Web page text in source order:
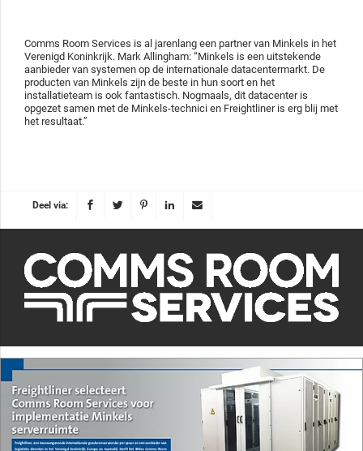
Comms Room Services is al jarenlang een partner van Minkels in het
Verenigd Koninkrijk. Mark Allingham: “Minkels is een uitstekende
aanbieder van systemen op de internationale datacentermarkt. De
producten van Minkels zijn de beste in hun soort en het
installatieteam is ook fantastisch. Nogmaals, dit datacenter is
opgezet samen met de Minkels-technici en Freightliner is erg blij met
het resultaat.”
Deel via: